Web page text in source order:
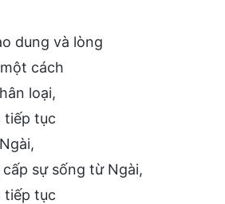
dung và lòng
cách
loại,
tiếp tục
sự sống từ Ngài,
tiếp tục